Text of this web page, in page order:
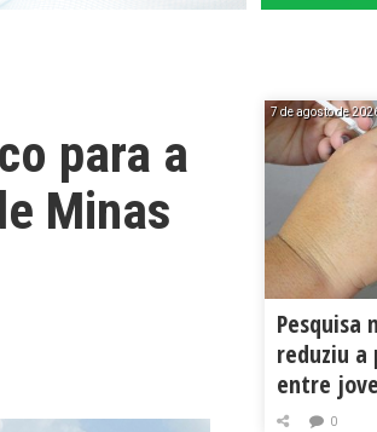
para a
Minas
7 de agosto de
Pesquisa
reduziu a
entre
0